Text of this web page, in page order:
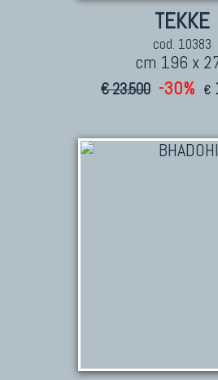
TEKKE
cod. 10383
cm 196 x
€ 23.500 -30% €